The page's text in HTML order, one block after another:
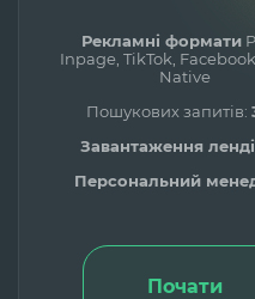
Рекламні формати
Inpage, TikTok,
Native
Пошукових запитів:
Завантаження
Персональний
Почати